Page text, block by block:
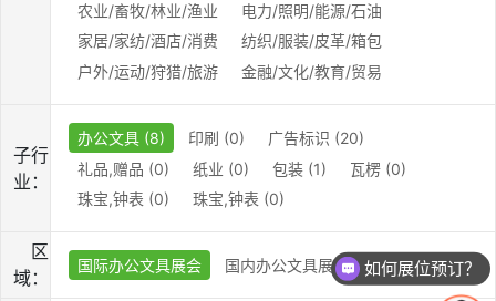
农业/畜牧/林业/渔业
电力/照明/能源/石油
家居/家纺/酒店/消费
纺织/服装/皮革/箱包
户外/运动/狩猎/旅游
金融/文化/教育/贸易
子行
业：
办公文具 (8) 印刷 (0)
广告标识 (20)
礼品,赠品 (0)
纸业 (0) 包装 (1)
瓦楞 (0)
珠宝,钟表 (0)
珠宝,钟表 (0)
区
域：
国际办公文具展会 国内办公文具展会 如何展位预订？